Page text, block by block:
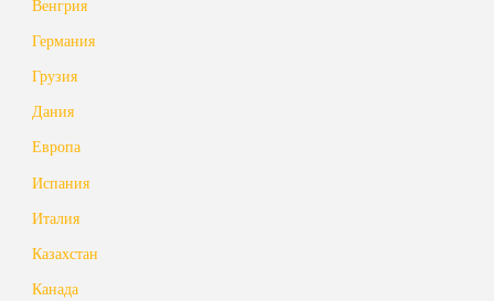
Венгрия
Германия
Грузия
Дания
Европа
Испания
Италия
Казахстан
Канада